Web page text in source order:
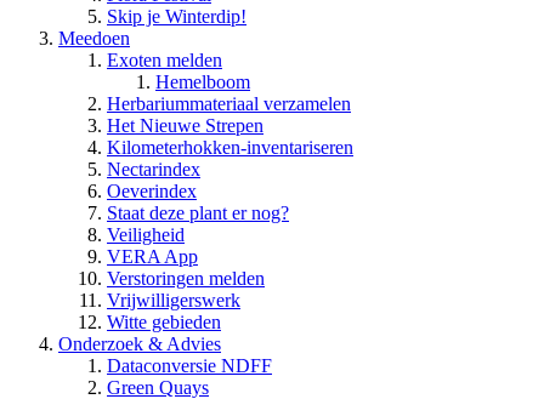
Skip je Winterdip!
Meedoen
Exoten melden
Hemelboom
Herbariummateriaal verzamelen
Het Nieuwe Strepen
Kilometerhokken-inventariseren
Nectarindex
Oeverindex
Staat deze plant er nog?
Veiligheid
VERA App
Verstoringen melden
Vrijwilligerswerk
Witte gebieden
Onderzoek & Advies
Dataconversie NDFF
Green Quays